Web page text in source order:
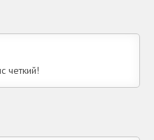
четкий!